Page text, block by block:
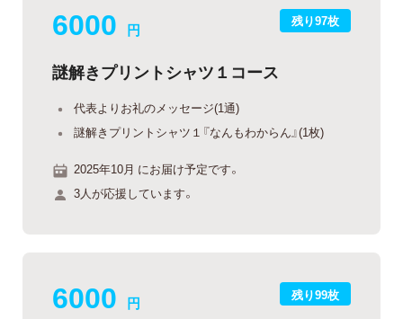
残り97枚
6000 円
謎解きプリントシャツ１コース
代表よりお礼のメッセージ(1通)
謎解きプリントシャツ１『なんもわからん』(1枚)
2025年10月 にお届け予定です。
3人が応援しています。
残り99枚
6000 円